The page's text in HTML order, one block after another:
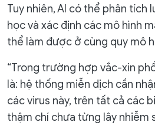
Tuy nhiên, AI có thể phân tích
học và xác định các mô hình
thể làm được ở cùng quy mô
“Trong trường hợp vắc-xin
là: hệ thống miễn dịch cần
các virus này, trên tất cả các
thậm chí chưa từng lây nhiễm